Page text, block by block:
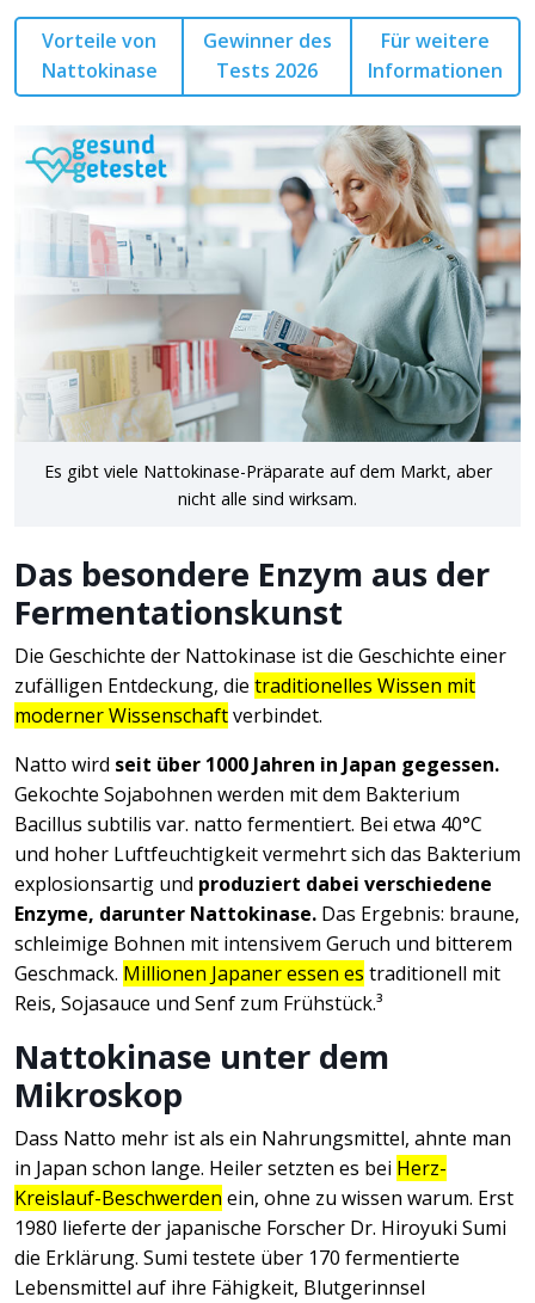
Vorteile von
Nattokinase
Gewinner des
Tests 2026
Für weitere
Informationen
Es gibt viele Nattokinase-Präparate auf dem Markt, aber
nicht alle sind wirksam.
Das besondere Enzym aus der
Fermentationskunst
Die Geschichte der Nattokinase ist die Geschichte einer
zufälligen Entdeckung, die traditionelles Wissen mit
moderner Wissenschaftverbindet.
Natto wird seit über 1000 Jahren in Japan gegessen.
Gekochte Sojabohnen werden mit dem Bakterium
Bacillus subtilis var. natto fermentiert. Bei etwa 40°C
und hoher Luftfeuchtigkeit vermehrt sich das Bakterium
explosionsartig und produziert dabei verschiedene
Enzyme, darunter Nattokinase. Das Ergebnis: braune,
schleimige Bohnen mit intensivem Geruch und bitterem
Geschmack. Millionen Japaner essen es traditionell mit
Reis, Sojasauce und Senf zum Frühstück.³
Nattokinase unter dem
Mikroskop
Dass Natto mehr ist als ein Nahrungsmittel, ahnte man
in Japan schon lange. Heiler setzten es bei Herz-
Kreislauf-Beschwerden ein, ohne zu wissen warum. Erst
1980 lieferte der japanische Forscher Dr. Hiroyuki Sumi
die Erklärung. Sumi testete über 170 fermentierte
Lebensmittel auf ihre Fähigkeit, Blutgerinnsel